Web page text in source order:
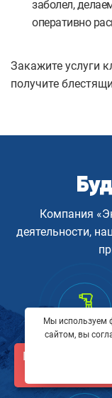
заболел,
оперативно
Закажите услуги
получите
Компания
деятельности,
Проверьте своего
Мы используем
сайтом, вы